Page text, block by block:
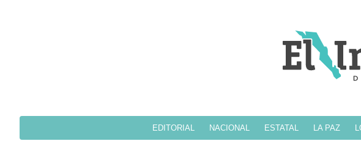
EDITORIAL NACIONAL ESTATAL LA PAZ